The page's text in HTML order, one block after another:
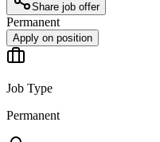
Share job offer
Permanent
Apply on position
Job Type
Permanent